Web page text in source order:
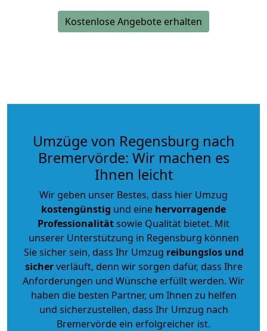
Kostenlose Angebote erhalten
Umzüge von Regensburg nach
Bremervörde: Wir machen es
Ihnen leicht
Wir geben unser Bestes, dass hier Umzug
kostengünstig und eine hervorragende
Professionalitätsowie Qualität bietet. Mit
unserer Unterstützung in Regensburg können
Sie sicher sein, dass Ihr Umzug reibungslos und
sicherverläuft, denn wir sorgen dafür, dass Ihre
Anforderungen und Wünsche erfüllt werden. Wir
haben die besten Partner, um Ihnen zu helfen
und sicherzustellen, dass Ihr Umzug nach
Bremervörde ein erfolgreicher ist.